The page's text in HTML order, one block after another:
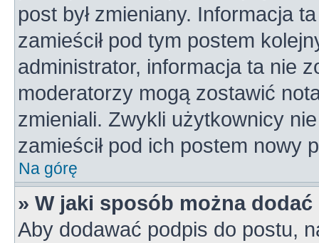
post był zmieniany. Informacja
zamieścił pod tym postem
administrator, informacja ta nie
moderatorzy mogą zostawić
zmieniali. Zwykli użytkownicy
zamieścił pod ich postem nowy
Na górę
» W jaki sposób można
Aby dodawać podpis do postu,